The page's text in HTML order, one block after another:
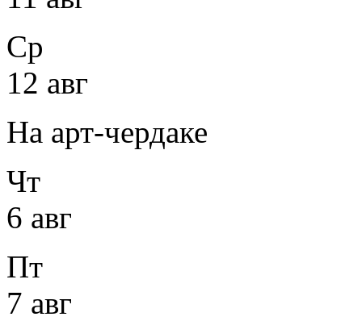
Ср
12 авг
На арт-чердаке
Чт
6 авг
Пт
7 авг